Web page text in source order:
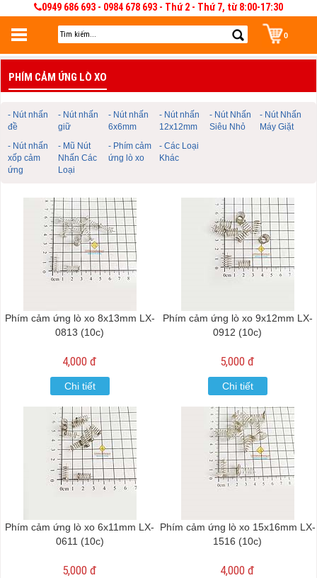
0949 686 693 - 0984 678 693 - Thứ 2 - Thứ 7, từ 8:00-17:30
0
Đăng nhập
Đăng nhập để lưu giỏ hàng 30 ngày. Có thể sửa và quản lý giỏ hàng và đơn
hàng
PHÍM CẢM ỨNG LÒ XO
- Nút nhấn
đề
- Nút nhấn
giữ
- Nút nhấn
6x6mm
- Nút nhấn
12x12mm
- Nút Nhấn
Siêu Nhỏ
- Nút Nhấn
Máy Giặt
- Nút nhấn
xốp cảm
ứng
- Mũ Nút
Nhấn Các
Loại
- Phím cảm
ứng lò xo
- Các Loại
Khác
Phím cảm ứng lò xo 8x13mm LX-
0813 (10c)
4,000 đ
Chi tiết
Phím cảm ứng lò xo 9x12mm LX-
0912 (10c)
5,000 đ
Chi tiết
Phím cảm ứng lò xo 6x11mm LX-
0611 (10c)
5,000 đ
Phím cảm ứng lò xo 15x16mm LX-
1516 (10c)
4,000 đ